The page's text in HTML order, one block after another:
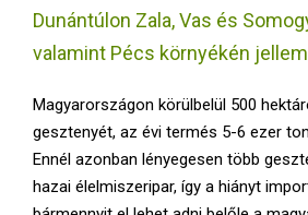
NDunántúlon Zala, Vas és
valamint Pécs környékén
Magyarországon körülbelül 500
gesztenyét, az évi termés 5-6 ezer
Ennél azonban lényegesen több
hazai élelmiszeripar, így a hiányt